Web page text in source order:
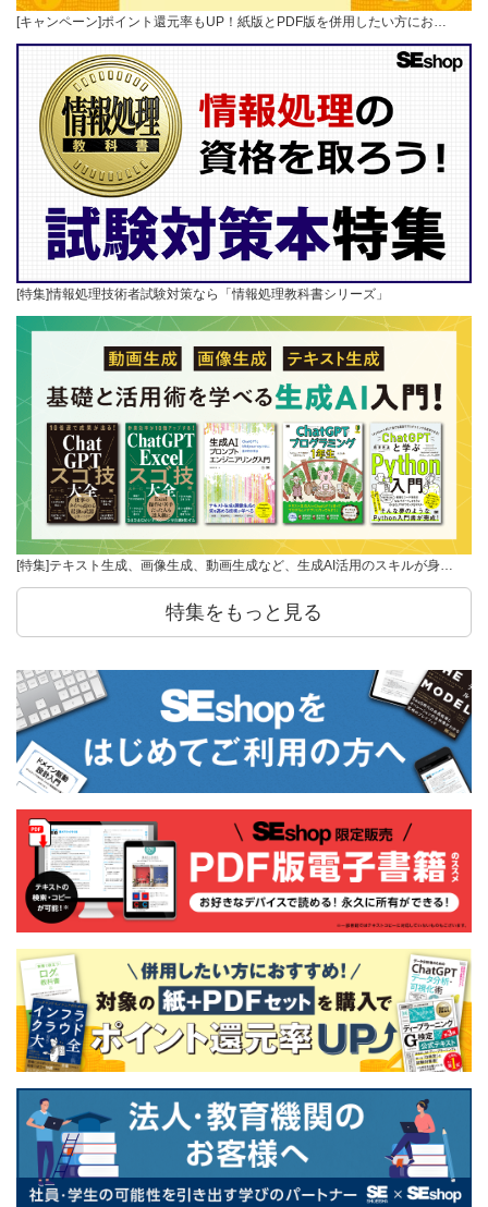
[キャンペーン]ポイント還元率もUP！紙版とPDF版を併用したい方にお…
[特集]情報処理技術者試験対策なら「情報処理教科書シリーズ」
[特集]テキスト生成、画像生成、動画生成など、生成AI活用のスキルが身…
特集をもっと見る